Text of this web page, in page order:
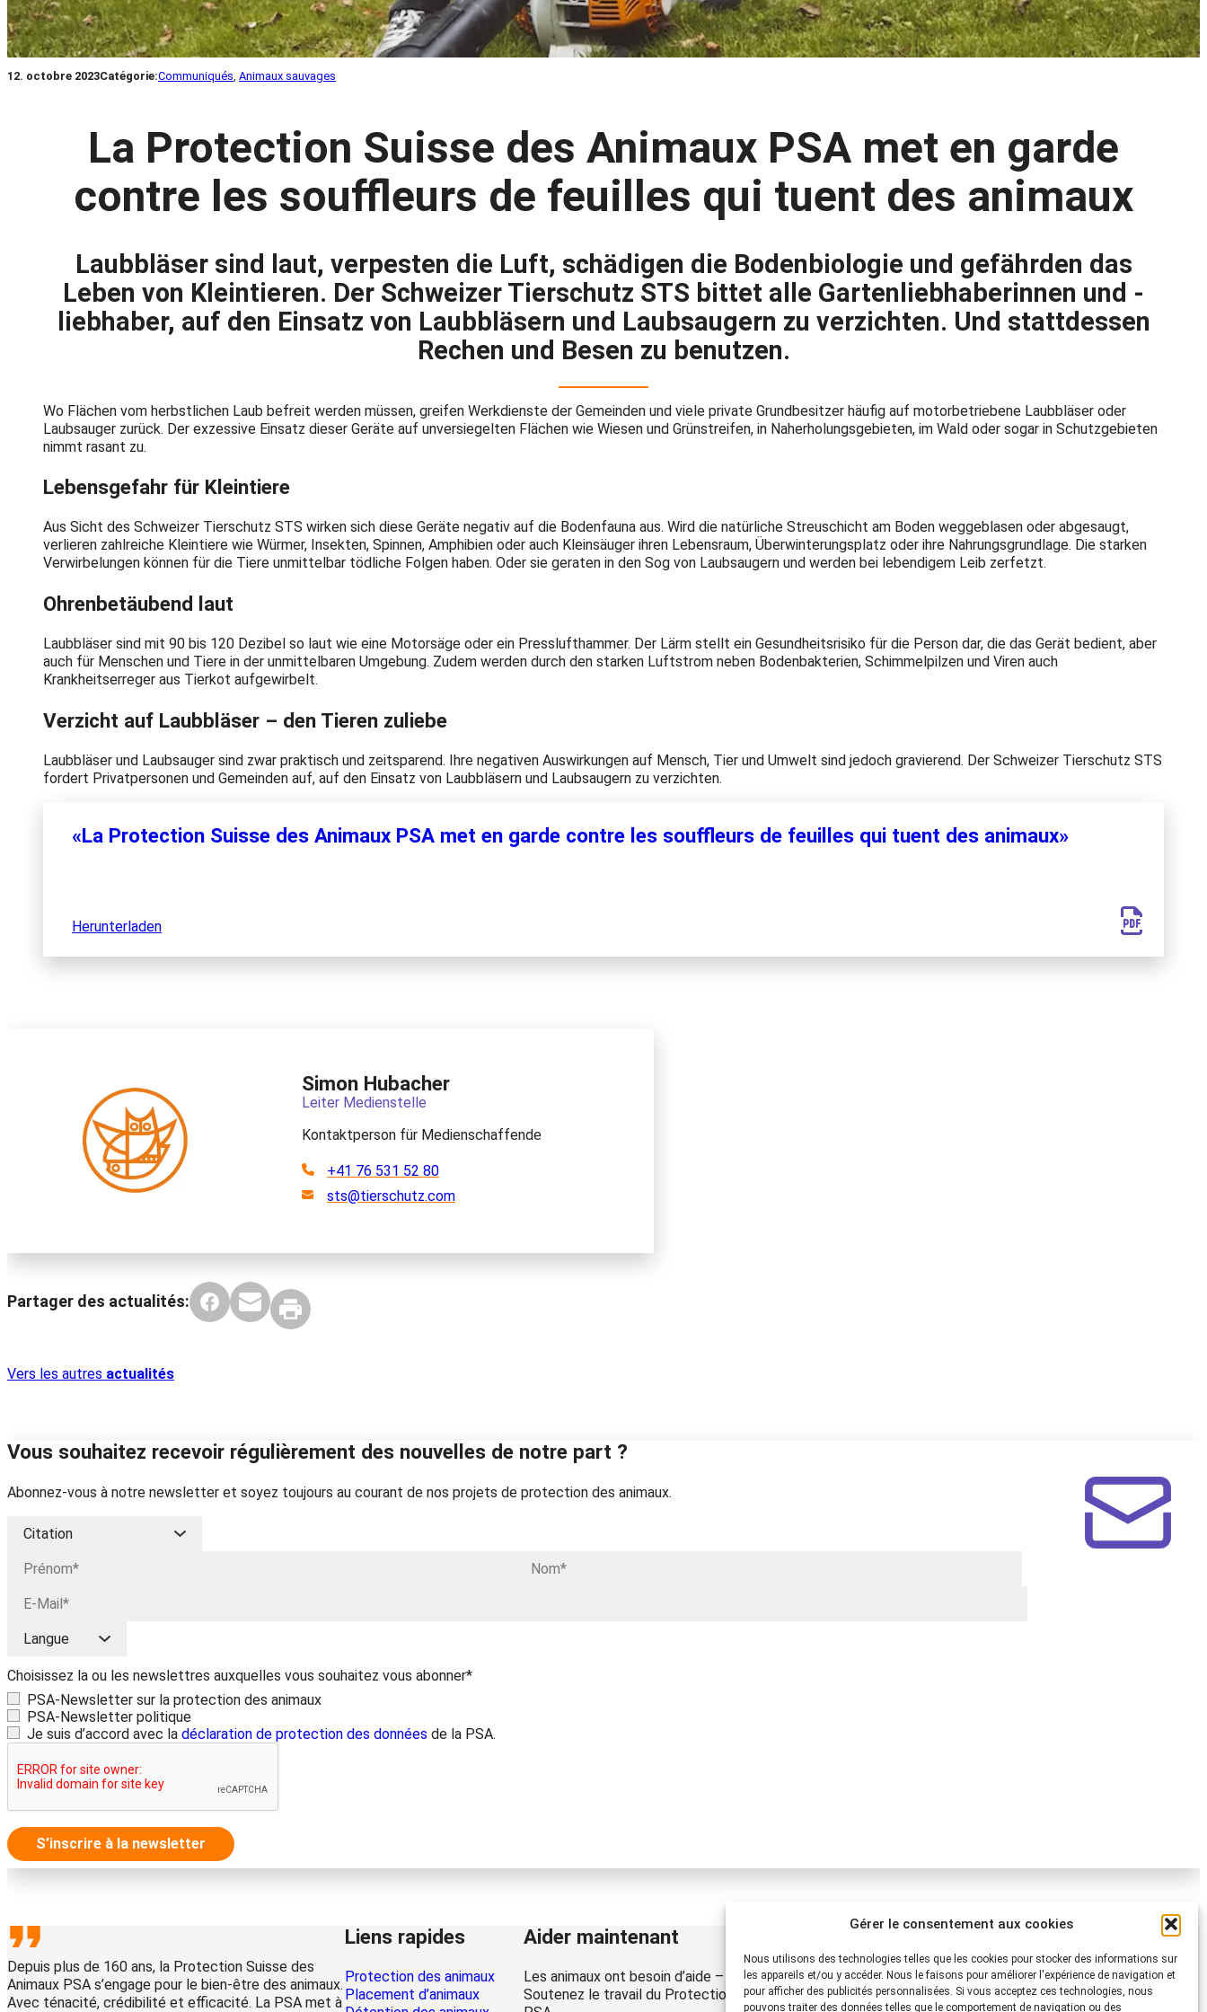
Gérer le consentement aux cookies
Nous utilisons des technologies telles que les cookies pour stocker des informations sur
les appareils et/ou y accéder. Nous le faisons pour améliorer l'expérience de navigation et
pour afficher des publicités personnalisées. Si vous acceptez ces technologies, nous
pouvons traiter des données telles que le comportement de navigation ou des
12. octobre 2023Catégorie:Communiqués Animaux sauvages
La Protection Suisse des Animaux PSA met en garde
contre les souffleurs de feuilles qui tuent des animaux
Laubbläser sind laut, verpesten die Luft, schädigen die Bodenbiologie und gefährden das
Leben von Kleintieren. Der Schweizer Tierschutz STS bittet alle Gartenliebhaberinnen und -
liebhaber, auf den Einsatz von Laubbläsern und Laubsaugern zu verzichten. Und stattdessen
Rechen und Besen zu benutzen.
Wo Flächen vom herbstlichen Laub befreit werden müssen, greifen Werkdienste der Gemeinden und viele private Grundbesitzer häufig auf motorbetriebene Laubbläser oder
Laubsauger zurück. Der exzessive Einsatz dieser Geräte auf unversiegelten Flächen wie Wiesen und Grünstreifen, in Naherholungsgebieten, im Wald oder sogar in Schutzgebieten
nimmt rasant zu.
Lebensgefahr für Kleintiere
Aus Sicht des Schweizer Tierschutz STS wirken sich diese Geräte negativ auf die Bodenfauna aus. Wird die natürliche Streuschicht am Boden weggeblasen oder abgesaugt,
verlieren zahlreiche Kleintiere wie Würmer, Insekten, Spinnen, Amphibien oder auch Kleinsäuger ihren Lebensraum, Überwinterungsplatz oder ihre Nahrungsgrundlage. Die starken
Verwirbelungen können für die Tiere unmittelbar tödliche Folgen haben. Oder sie geraten in den Sog von Laubsaugern und werden bei lebendigem Leib zerfetzt.
Ohrenbetäubend laut
Laubbläser sind mit 90 bis 120 Dezibel so laut wie eine Motorsäge oder ein Presslufthammer. Der Lärm stellt ein Gesundheitsrisiko für die Person dar, die das Gerät bedient, aber
auch für Menschen und Tiere in der unmittelbaren Umgebung. Zudem werden durch den starken Luftstrom neben Bodenbakterien, Schimmelpilzen und Viren auch
Krankheitserreger aus Tierkot aufgewirbelt.
Verzicht auf Laubbläser – den Tieren zuliebe
Laubbläser und Laubsauger sind zwar praktisch und zeitsparend. Ihre negativen Auswirkungen auf Mensch, Tier und Umwelt sind jedoch gravierend. Der Schweizer Tierschutz STS
fordert Privatpersonen und Gemeinden auf, auf den Einsatz von Laubbläsern und Laubsaugern zu verzichten.
«La Protection Suisse des Animaux PSA met en garde contre les souffleurs de feuilles qui tuent des animaux»
Herunterladen
Simon Hubacher
Leiter Medienstelle
Kontaktperson für Medienschaffende
+41 76 531 52 80
sts@tierschutz.com
Partager des actualités:
Vers les autres actualités
Vous souhaitez recevoir régulièrement des nouvelles de notre part ?
Abonnez-vous à notre newsletter et soyez toujours au courant de nos projets de protection des animaux.
Choisissez la ou les newslettres auxquelles vous souhaitez vous abonner*
PSA-Newsletter sur la protection des animaux
PSA-Newsletter politique
Je suis d’accord avec la déclaration de protection des données de la PSA.
S’inscrire à la newsletter
Depuis plus de 160 ans, la Protection Suisse des
Animaux PSA s’engage pour le bien-être des animaux.
Avec ténacité, crédibilité et efficacité. La PSA met à
Liens rapides
Protection des animaux
Placement d’animaux
Aider maintenant
Les animaux ont besoin d’aide – la vôtre aussi.
Soutenez le travail du Protection Suisse des Animaux
Protection Suisse des Animaux PSA
Dornacherstrasse 101
CH-4053 Bâle